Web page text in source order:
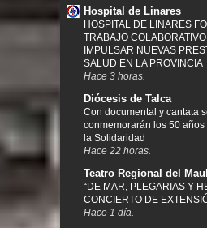
Hospital de Linares
HOSPITAL DE LINARES
TRABAJO
IMPULSAR NUEVAS
SALUD EN LA PROVINCIA
Hace 3 horas.
Diócesis de Talca
Con documental y cantata
conmemorarán los 50
la Solidaridad
Hace 22 horas.
Teatro Regional del
“DE MAR, PLEGARIAS Y
CONCIERTO DE
Hace 1 día.